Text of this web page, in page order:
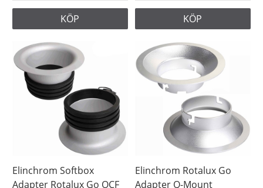
KÖP KÖP
Elinchrom Softbox
Adapter Rotalux Go OCF
Elinchrom Rotalux Go
Adapter Q-Mount